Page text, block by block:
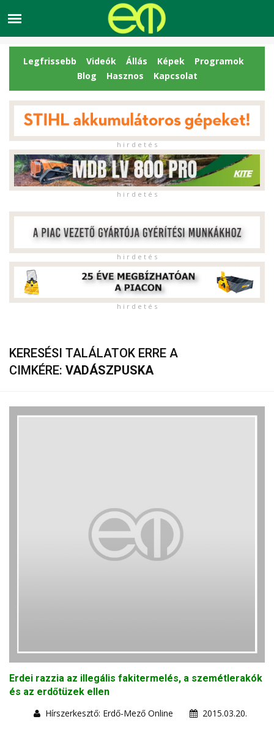
Legfrissebb Videók Állás Képek
Programok
Blog
Hasznos Kapcsolat
h i r d e t é s
h i r d e t é s
h i r d e t é s
h i r d e t é s
KERESÉSI TALÁLATOK ERRE A
CIMKÉRE: VADÁSZPUSKA
Erdei razzia az illegális fakitermelés, a szemétlerakók
és az erdőtüzek ellen
Hírszerkesztő: Erdő-Mező Online
2015.03.20.